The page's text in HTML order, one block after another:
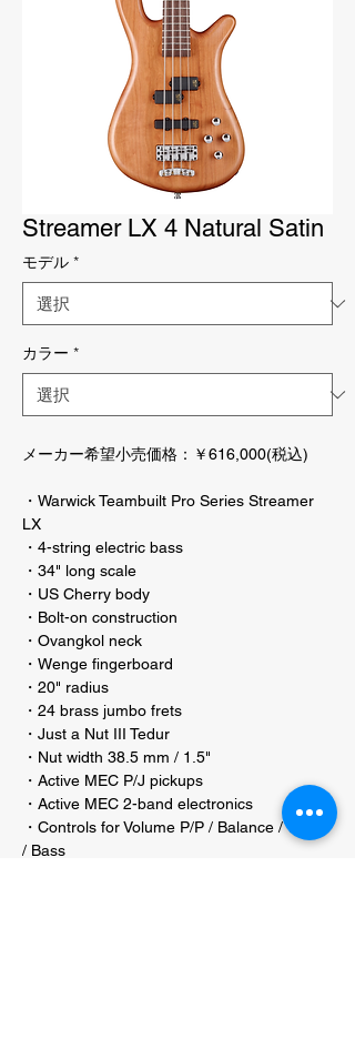
Streamer LX 4 Natural Satin
モデル *
カラー *
メーカー希望小売価格：￥616,000(税込)
・Warwick Teambuilt Pro Series Streamer
LX
・4-string electric bass
・34" long scale
・US Cherry body
・Bolt-on construction
・Ovangkol neck
・Wenge fingerboard
・20" radius
・24 brass jumbo frets
・Just a Nut III Tedur
・Nut width 38.5 mm / 1.5"
・Active MEC P/J pickups
・Active MEC 2-band electronics
・Controls for Volume P/P / Balance / Treble
/ Bass